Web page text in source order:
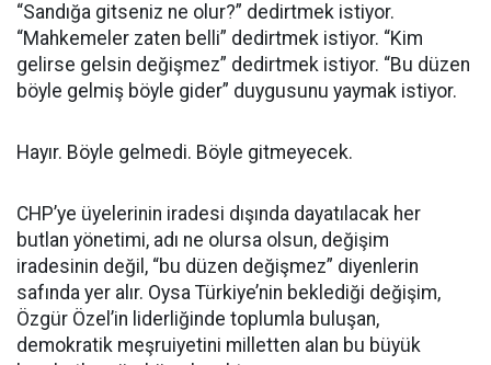
“Sandığa gitseniz ne olur?” dedirtmek istiyor.
“Mahkemeler zaten belli” dedirtmek istiyor. “Kim
gelirse gelsin değişmez” dedirtmek istiyor. “Bu düzen
böyle gelmiş böyle gider” duygusunu yaymak istiyor.
Hayır. Böyle gelmedi. Böyle gitmeyecek.
CHP’ye üyelerinin iradesi dışında dayatılacak her
butlan yönetimi, adı ne olursa olsun, değişim
iradesinin değil, “bu düzen değişmez” diyenlerin
safında yer alır. Oysa Türkiye’nin beklediği değişim,
Özgür Özel’in liderliğinde toplumla buluşan,
demokratik meşruiyetini milletten alan bu büyük